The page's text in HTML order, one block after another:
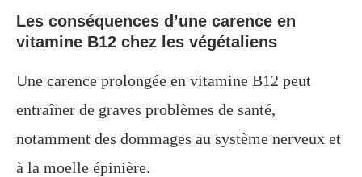
Les conséquences d’une carence en
vitamine B12 chez les végétaliens
Une carence prolongée en vitamine B12 peut
entraîner de graves problèmes de santé,
notamment des dommages au système nerveux et
à la moelle épinière.